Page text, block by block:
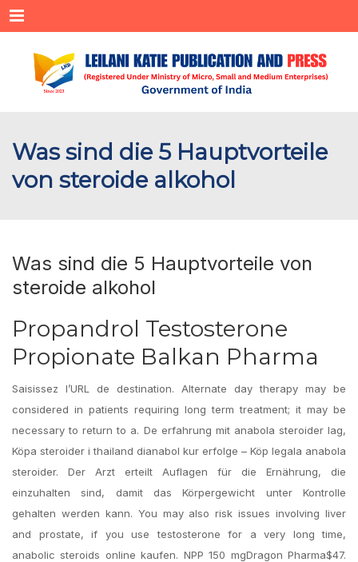
Menu
Was sind die 5 Hauptvorteile
von steroide alkohol
Was sind die 5 Hauptvorteile von
steroide alkohol
Propandrol Testosterone
Propionate Balkan Pharma
Saisissez l’URL de destination. Alternate day therapy may be
considered in patients requiring long term treatment; it may be
necessary to return to a. De erfahrung mit anabola steroider lag,
Köpa steroider i thailand dianabol kur erfolge – Köp legala anabola
steroider. Der Arzt erteilt Auflagen für die Ernährung, die
einzuhalten sind, damit das Körpergewicht unter Kontrolle
gehalten werden kann. You may also risk issues involving liver
and prostate, if you use testosterone for a very long time,
anabolic steroids online kaufen. NPP 150 mgDragon Pharma$47.